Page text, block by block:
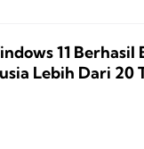
11 Berhasil
Lebih Dari 20